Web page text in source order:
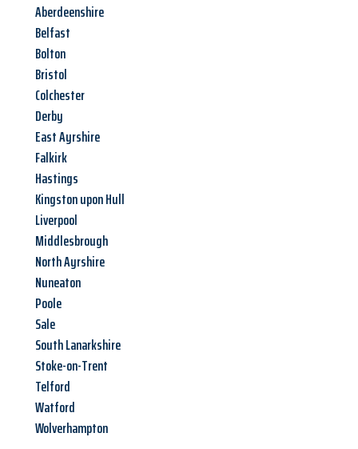
Aberdeenshire
Belfast
Bolton
Bristol
Colchester
Derby
East Ayrshire
Falkirk
Hastings
Kingston upon Hull
Liverpool
Middlesbrough
North Ayrshire
Nuneaton
Poole
Sale
South Lanarkshire
Stoke-on-Trent
Telford
Watford
Wolverhampton